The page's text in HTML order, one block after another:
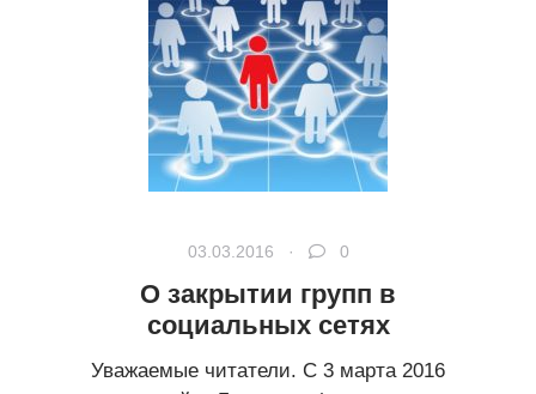
03.03.2016 · 0
О закрытии групп в
социальных сетях
Уважаемые читатели. С 3 марта 2016